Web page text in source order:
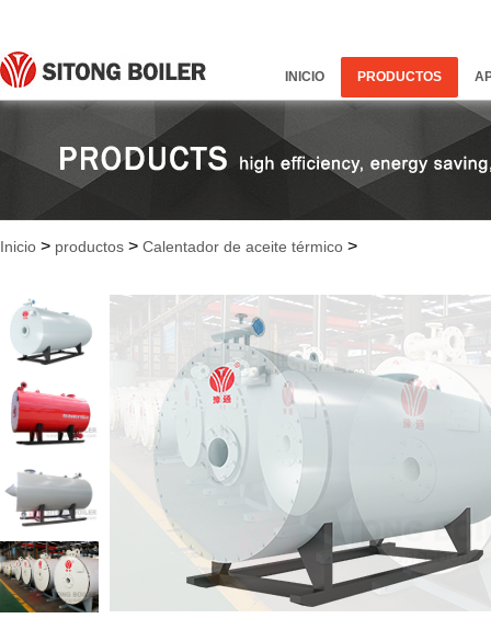
INICIO PRODUCTOS
Inicio > productos > Calentador de aceite térmico >